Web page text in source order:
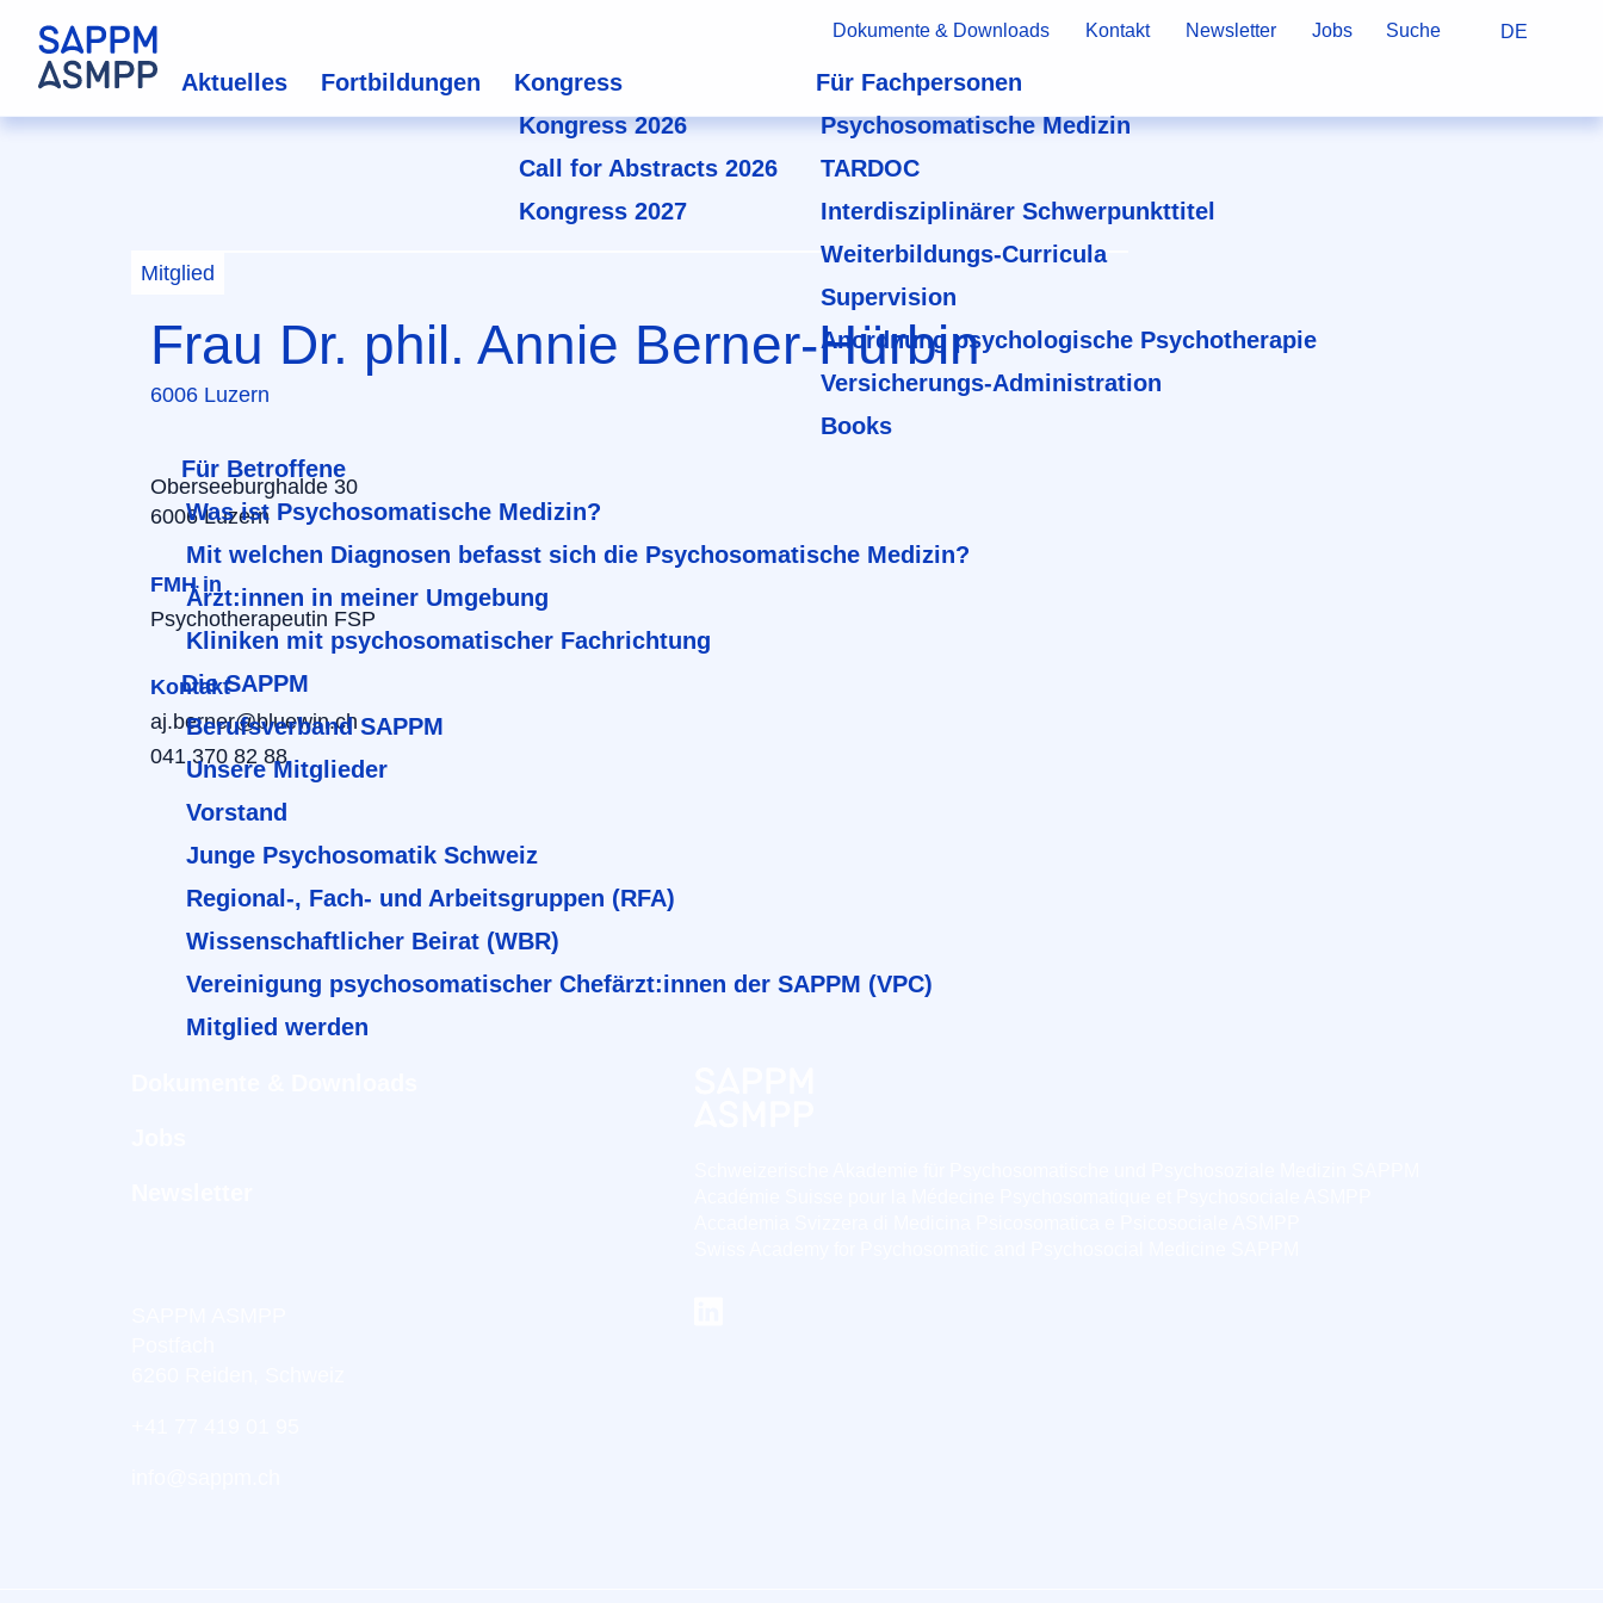
Dokumente & Downloads Kontakt Newsletter Jobs Suche DE
Aktuelles Fortbildungen
Kongress
Kongress 2026
Call for Abstracts 2026
Kongress 2027
Für Fachpersonen
Psychosomatische Medizin
TARDOC
Interdisziplinärer Schwerpunkttitel
Weiterbildungs-Curricula
Supervision
Anordnung psychologische Psychotherapie
Versicherungs-Administration
Books
Für Betroffene
Was ist Psychosomatische Medizin?
Mit welchen Diagnosen befasst sich die Psychosomatische Medizin?
Ärzt:innen in meiner Umgebung
Kliniken mit psychosomatischer Fachrichtung
Die SAPPM
Berufsverband SAPPM
Unsere Mitglieder
Vorstand
Junge Psychosomatik Schweiz
Regional-, Fach- und Arbeitsgruppen (RFA)
Wissenschaftlicher Beirat (WBR)
Vereinigung psychosomatischer Chefärzt:innen der SAPPM (VPC)
Mitglied werden
Mitglied
Frau Dr. phil. Annie Berner-Hürbin
6006 Luzern
Oberseeburghalde 30
6006 Luzern
FMH in
Psychotherapeutin FSP
Kontakt
aj.berner@bluewin.ch
041 370 82 88